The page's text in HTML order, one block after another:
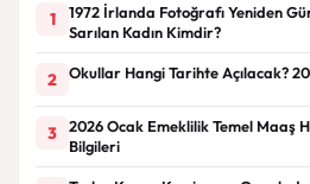
1
1972 İrlanda Fotoğrafı Yeniden
Sarılan Kadın Kimdir?
2 Okullar Hangi Tarihte Açılacak?
3
2026 Ocak Emeklilik Temel Maaş
Bilgileri